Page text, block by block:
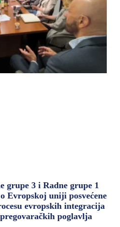
grupe 3 i Radne grupe 1
Evropskoj uniji posvećene
evropskih integracija
poglavlja